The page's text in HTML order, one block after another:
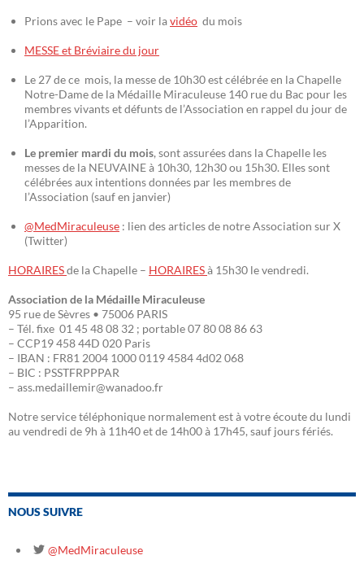
Prions avec le Pape – voir lavidéo du mois
MESSE et Bréviaire du jour
Le 27 de ce mois, la messe de 10h30 est célébrée en la Chapelle
Notre-Dame de la Médaille Miraculeuse 140 rue du Bac pour les
membres vivants et défunts de l’Association en rappel du jour de
l’Apparition.
Le premier mardi du mois, sont assurées dans la Chapelle les
messes de la NEUVAINE à 10h30, 12h30 ou 15h30. Elles sont
célébrées aux intentions données par les membres de
l’Association (sauf en janvier)
@MedMiraculeuse : lien des articles de notre Association sur X
(Twitter)
HORAIRESde la Chapelle – HORAIRESà 15h30 le vendredi.
Association de la Médaille Miraculeuse
95 rue de Sèvres • 75006 PARIS
– Tél. fixe 01 45 48 08 32 ; portable 07 80 08 86 63
– CCP19 458 44D 020 Paris
– IBAN : FR81 2004 1000 0119 4584 4d02 068
– BIC : PSSTFRPPPAR
– ass.medaillemir@wanadoo.fr
Notre service téléphonique normalement est à votre écoute du lundi
au vendredi de 9h à 11h40 et de 14h00 à 17h45, sauf jours fériés.
NOUS SUIVRE
@MedMiraculeuse